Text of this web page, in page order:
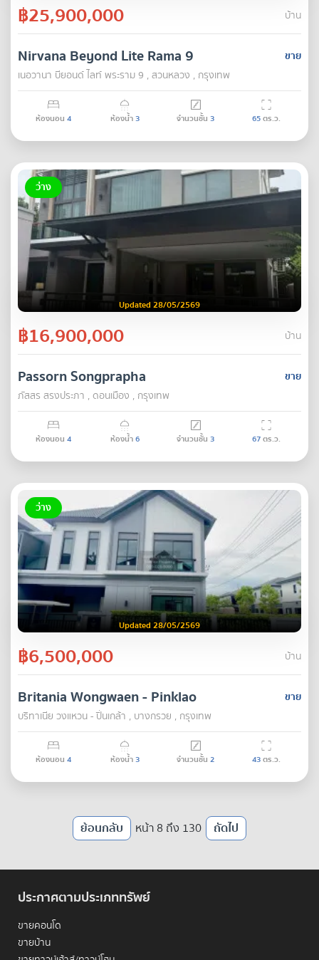
฿25,900,000 บ้าน
ขาย
Nirvana Beyond Lite Rama 9
เนอวานา บียอนด์ ไลท์ พระราม 9 , สวนหลวง , กรุงเทพ
ห้องนอน 4 ห้องน้ำ3 จำนวนชั้น 3 65ตร.ว.
ว่าง
Updated 28/05/2569
฿16,900,000 บ้าน
ขาย
Passorn Songprapha
ภัสสร สรงประภา , ดอนเมือง , กรุงเทพ
ห้องนอน 4 ห้องน้ำ6 จำนวนชั้น 3 67ตร.ว.
ว่าง
Updated 28/05/2569
฿6,500,000 บ้าน
ขาย
Britania Wongwaen - Pinklao
บริทาเนีย วงแหวน - ปิ่นเกล้า , บางกรวย , กรุงเทพ
ห้องนอน 4 ห้องน้ำ3 จำนวนชั้น 2 43ตร.ว.
ย้อนกลับ หน้า 8 ถึง 130 ถัดไป
ประกาศตามประเภททรัพย์
ขายคอนโด
ขายบ้าน